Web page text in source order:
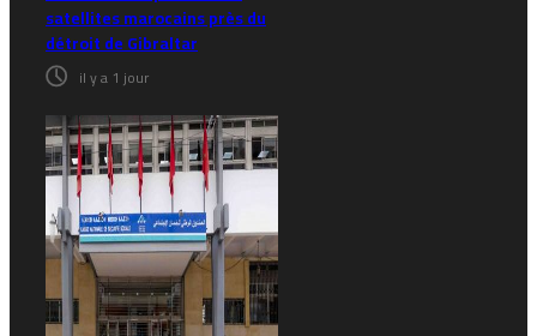
satellites marocains près du
détroit de Gibraltar
il y a 1 jour